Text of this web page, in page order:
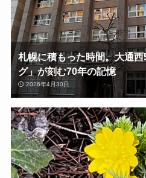
札幌に積もった時間。大通
グ」が刻む70年の記憶
2026年4月30日